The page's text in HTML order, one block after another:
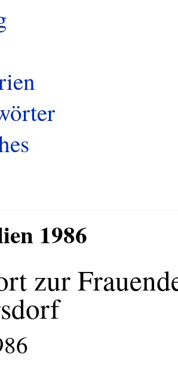
1986
zur